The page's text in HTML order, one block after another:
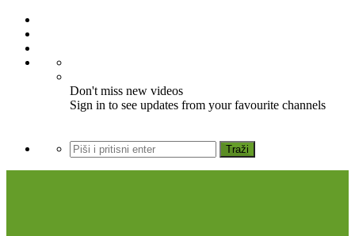
Don't miss new videos
Sign in to see updates from your favourite channels